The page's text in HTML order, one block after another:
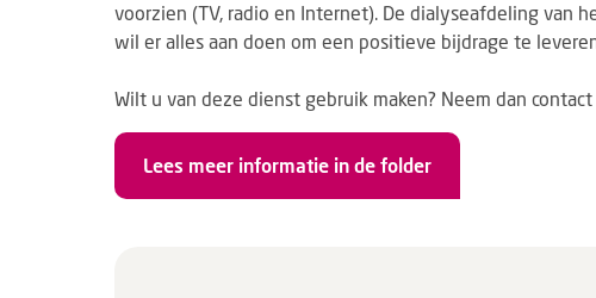
voorzien (TV, radio en Internet). De dialyseafdeling van
wil er alles aan doen om een positieve bijdrage te
Wilt u van deze dienst gebruik maken? Neem dan
Lees meer informatie in de folder